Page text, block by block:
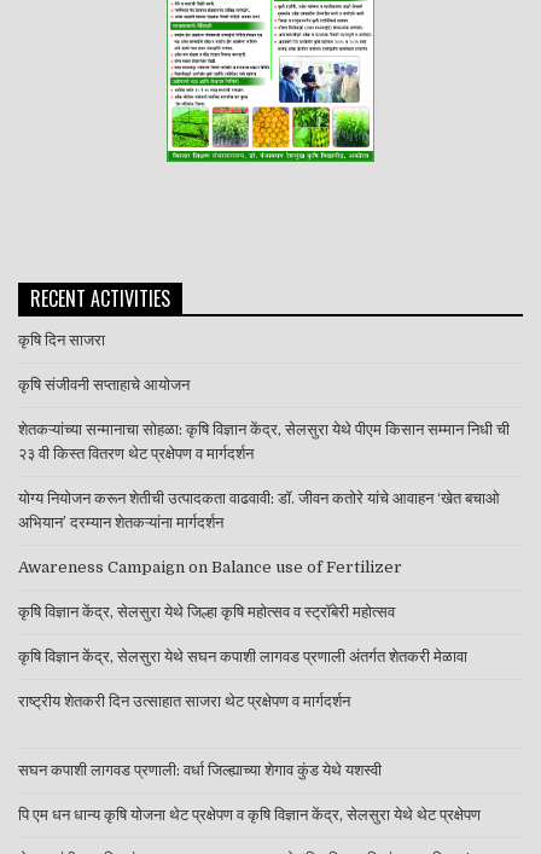
RECENT ACTIVITIES
कृषि दिन साजरा
कृषि संजीवनी सप्ताहाचे आयोजन
शेतकऱ्यांच्या सन्मानाचा सोहळा: कृषि विज्ञान केंद्र, सेलसुरा येथे पीएम किसान सम्मान निधी ची
२३ वी किस्त वितरण थेट प्रक्षेपण व मार्गदर्शन
योग्य नियोजन करून शेतीची उत्पादकता वाढवावी: डॉ. जीवन कतोरे यांचे आवाहन ‘खेत बचाओ
अभियान’ दरम्यान शेतकऱ्यांना मार्गदर्शन
Awareness Campaign on Balance use of Fertilizer
कृषि विज्ञान केंद्र, सेलसुरा येथे जिल्हा कृषि महोत्सव व स्ट्रॉबेरी महोत्सव
कृषि विज्ञान केंद्र, सेलसुरा येथे सघन कपाशी लागवड प्रणाली अंतर्गत शेतकरी मेळावा
राष्ट्रीय शेतकरी दिन उत्साहात साजरा थेट प्रक्षेपण व मार्गदर्शन
सघन कपाशी लागवड प्रणाली: वर्धा जिल्ह्याच्या शेगाव कुंड येथे यशस्वी
पि एम धन धान्य कृषि योजना थेट प्रक्षेपण व कृषि विज्ञान केंद्र, सेलसुरा येथे थेट प्रक्षेपण